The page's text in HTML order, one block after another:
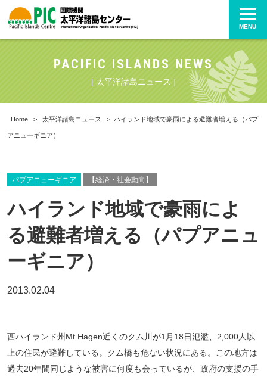
MENU
PACIFIC ISLANDS NEWS
[ 太平洋諸島ニュース ]
Home > 太平洋諸島ニュース > ハイランド地域で豪雨による避難者増える（パプ
アニューギニア）
パプアニューギニア 【経済・社会動向】
ハイランド地域で豪雨によ
る避難者増える（パプアニュ
ーギニア）
2013.02.04
西ハイランド州Mt.Hagen近くのクム川が1月18日氾濫、2,000人以
上の住民が避難している。クム橋も危ない状況にある。この地方は
過去20年間同じような被害に何度も会っているが、政府の支援の手